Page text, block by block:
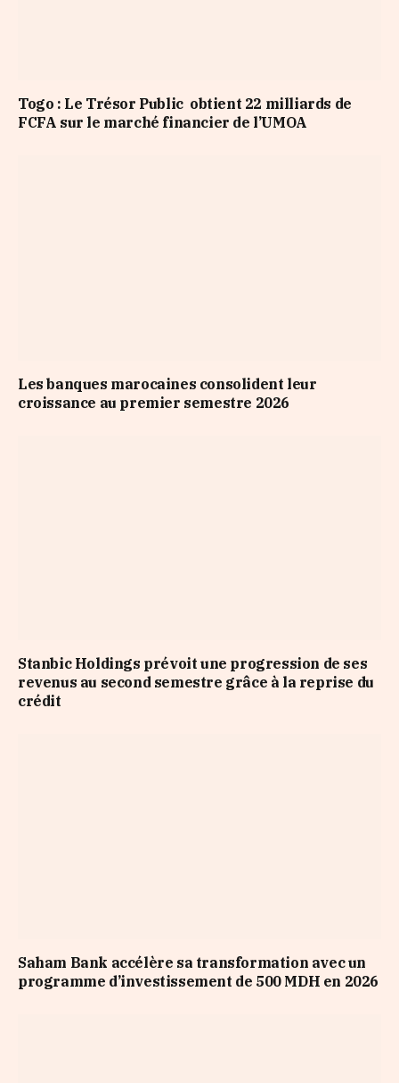
Togo : Le Trésor Public obtient 22 milliards de
FCFA sur le marché financier de l’UMOA
Les banques marocaines consolident leur
croissance au premier semestre 2026
Stanbic Holdings prévoit une progression de ses
revenus au second semestre grâce à la reprise du
crédit
Saham Bank accélère sa transformation avec un
programme d’investissement de 500 MDH en 2026